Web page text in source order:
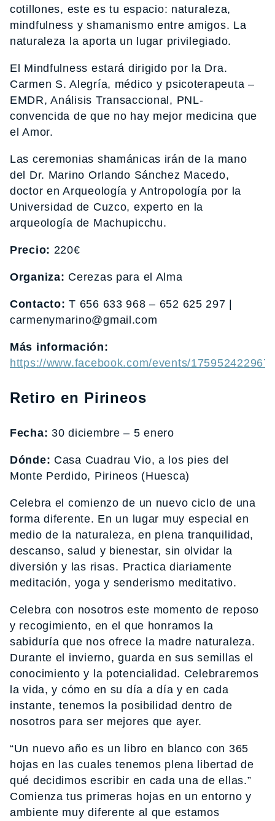
cotillones, este es tu espacio: naturaleza,
mindfulness y shamanismo entre amigos. La
naturaleza la aporta un lugar privilegiado.
El Mindfulness estará dirigido por la Dra.
Carmen S. Alegría, médico y psicoterapeuta –
EMDR, Análisis Transaccional, PNL-
convencida de que no hay mejor medicina que
el Amor.
Las ceremonias shamánicas irán de la mano
del Dr. Marino Orlando Sánchez Macedo,
doctor en Arqueología y Antropología por la
Universidad de Cuzco, experto en la
arqueología de Machupicchu.
Precio: 220€
Organiza: Cerezas para el Alma
Contacto: T 656 633 968 – 652 625 297 |
carmenymarino@gmail.com
Más información:
https://www.facebook.com/events/
Retiro en Pirineos
Fecha: 30 diciembre – 5 enero
Dónde: Casa Cuadrau Vio, a los pies del
Monte Perdido, Pirineos (Huesca)
Celebra el comienzo de un nuevo ciclo de una
forma diferente. En un lugar muy especial en
medio de la naturaleza, en plena tranquilidad,
descanso, salud y bienestar, sin olvidar la
diversión y las risas. Practica diariamente
meditación, yoga y senderismo meditativo.
Celebra con nosotros este momento de reposo
y recogimiento, en el que honramos la
sabiduría que nos ofrece la madre naturaleza.
Durante el invierno, guarda en sus semillas el
conocimiento y la potencialidad. Celebraremos
la vida, y cómo en su día a día y en cada
instante, tenemos la posibilidad dentro de
nosotros para ser mejores que ayer.
“Un nuevo año es un libro en blanco con 365
hojas en las cuales tenemos plena libertad de
qué decidimos escribir en cada una de ellas.”
Comienza tus primeras hojas en un entorno y
ambiente muy diferente al que estamos